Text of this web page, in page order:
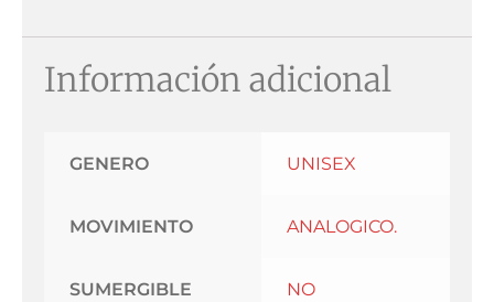
Información adicional
GENERO UNISEX
MOVIMIENTO ANALOGICO.
SUMERGIBLE NO